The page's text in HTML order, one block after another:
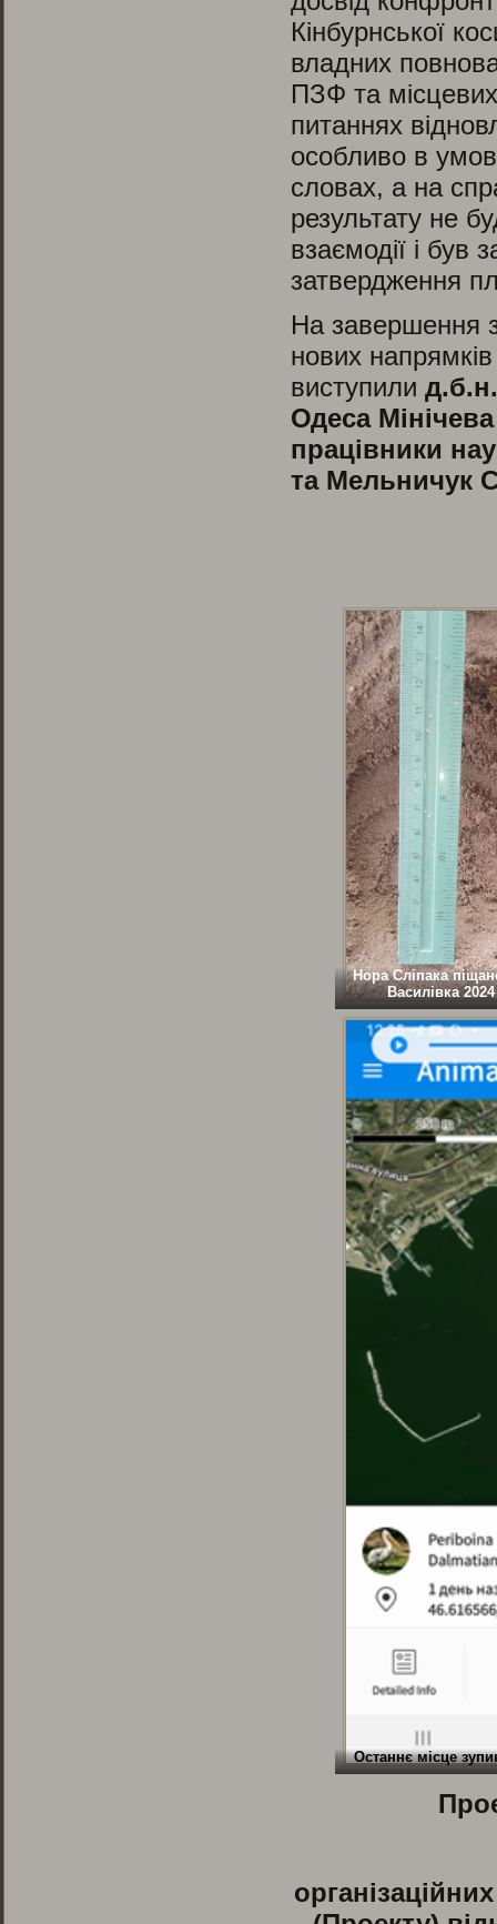
Кінбурнської
владних
ПЗФ та
питаннях
особливо в
словах, а на
результату не
взаємодії і був
затвердження
На завершення
нових
виступили
Одеса
працівники
та Мельничук
Нора Сліпака
Василівка 2024
Останнє місце